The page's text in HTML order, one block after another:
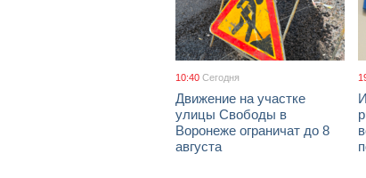
10:40 Сегодня
Движение на участке
улицы Свободы в
Воронеже ограничат до 8
августа